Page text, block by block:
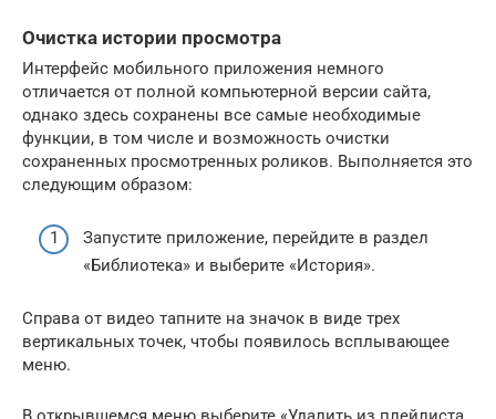
Очистка истории просмотра
Интерфейс мобильного приложения немного
отличается от полной компьютерной версии сайта,
однако здесь сохранены все самые необходимые
функции, в том числе и возможность очистки
сохраненных просмотренных роликов. Выполняется это
следующим образом:
Запустите приложение, перейдите в раздел
«Библиотека» и выберите «История».
Справа от видео тапните на значок в виде трех
вертикальных точек, чтобы появилось всплывающее
меню.